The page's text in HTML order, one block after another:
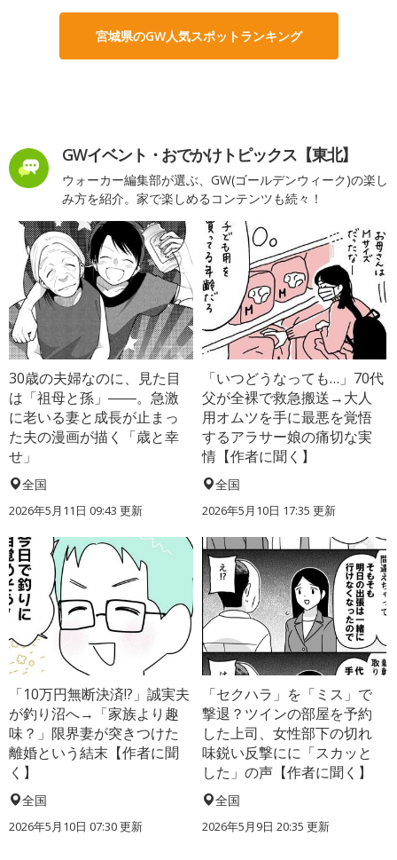
宮城県のGW人気スポットランキング
GWイベント・おでかけトピックス【東北】
ウォーカー編集部が選ぶ、GW(ゴールデンウィーク)の楽し
み方を紹介。家で楽しめるコンテンツも続々！
30歳の夫婦なのに、見た目
は「祖母と孫」――。急激
に老いる妻と成長が止まっ
た夫の漫画が描く「歳と幸
せ」
全国
2026年5月11日 09:43 更新
「いつどうなっても…」70代
父が全裸で救急搬送→大人
用オムツを手に最悪を覚悟
するアラサー娘の痛切な実
情【作者に聞く】
全国
2026年5月10日 17:35 更新
「10万円無断決済!?」誠実夫
が釣り沼へ→「家族より趣
味？」限界妻が突きつけた
離婚という結末【作者に聞
く】
全国
2026年5月10日 07:30 更新
「セクハラ」を「ミス」で
撃退？ツインの部屋を予約
した上司、女性部下の切れ
味鋭い反撃にに「スカッと
した」の声【作者に聞く】
全国
2026年5月9日 20:35 更新